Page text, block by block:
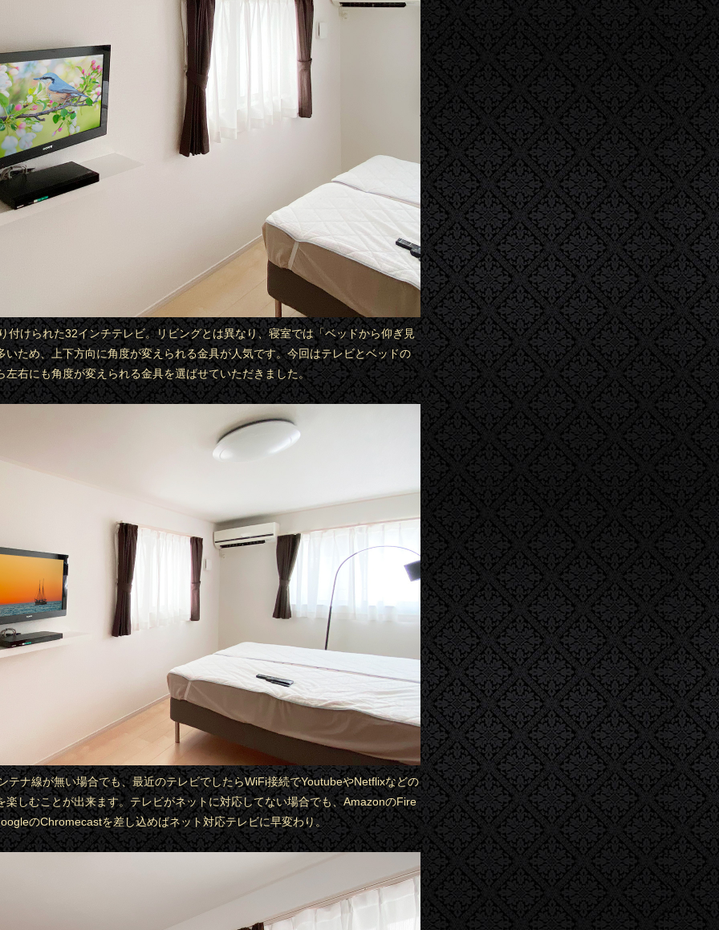
付けられた32インチテレビ。リビングとは異なり、寝室では「ベッドから仰ぎ見
いため、上下方向に角度が変えられる金具が人気です。今回はテレビとベッドの
左右にも角度が変えられる金具を選ばせていただきました。
テナ線が無い場合でも、最近のテレビでしたらWiFi接続でYoutubeやNetflixなどの
楽しむことが出来ます。テレビがネットに対応してない場合でも、AmazonのFire
のChromecastを差し込めばネット対応テレビに早変わり。